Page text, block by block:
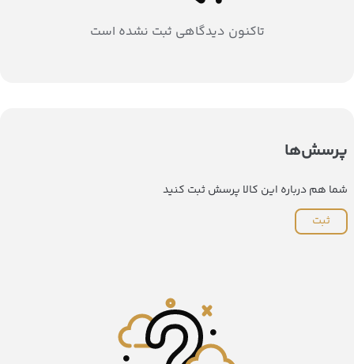
تاکنون دیدگاهی ثبت نشده است
پرسش‌ها
شما هم درباره این کالا پرسش ثبت کنید
ثبت